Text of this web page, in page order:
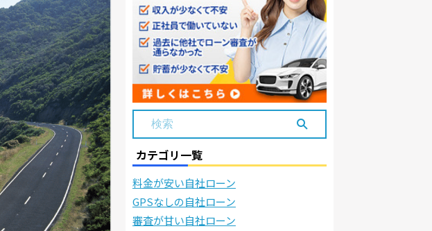
カテゴリ一覧
料金が安い自社ローン
GPSなしの自社ローン
審査が甘い自社ローン